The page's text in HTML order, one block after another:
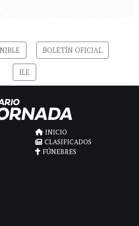
BOLETÍN OFICIAL
ILE
INICIO
CLASIFICADOS
FÚNEBRES